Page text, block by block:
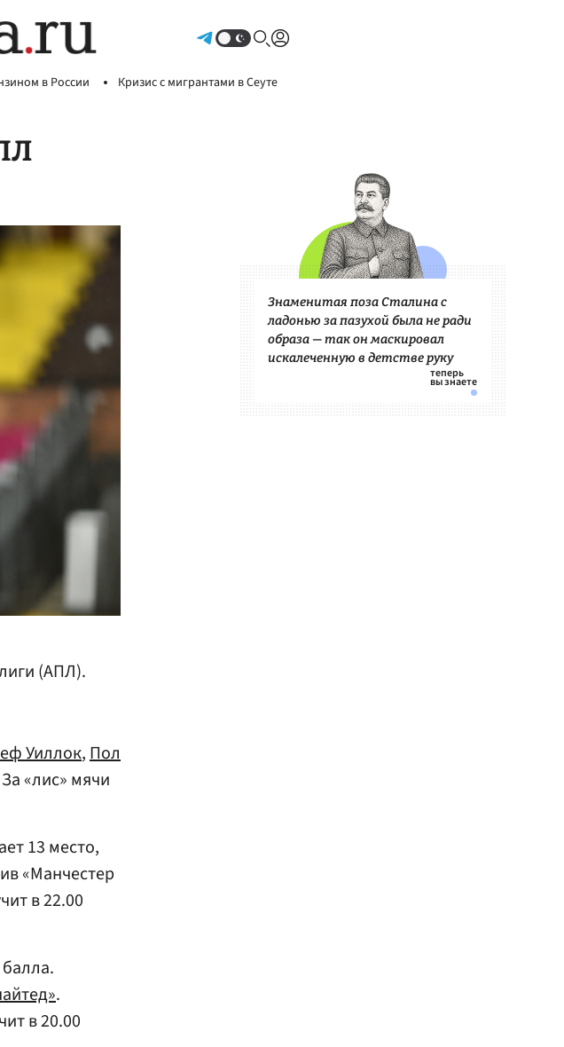
в России Кризис с мигрантами в Сеуте
(АПЛ).
Уиллок,Пол
«лис» мячи
13 место,
«Манчестер
в 22.00
.
в 20.00
Знаменитая поза Сталина с
ладонью за пазухой была не ради
образа — так он маскировал
искалеченную в детстве руку